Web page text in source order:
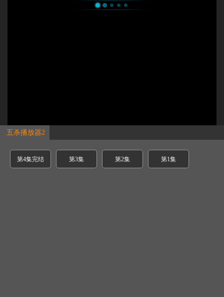
五杀播放器2
第4集完结 第3集 第2集 第1集